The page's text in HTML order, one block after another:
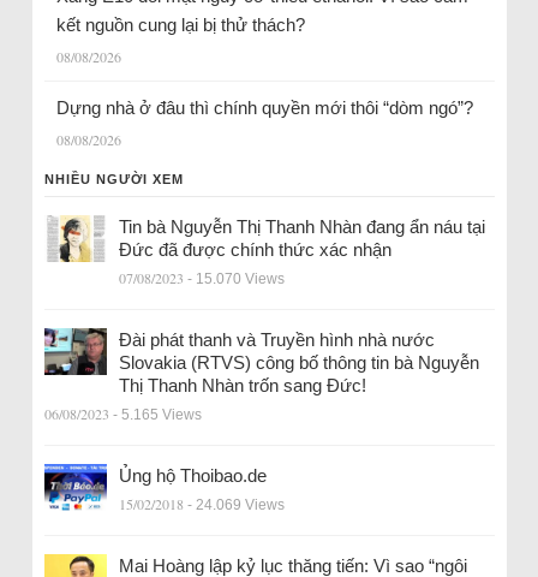
kết nguồn cung lại bị thử thách?
08/08/2026
Dựng nhà ở đâu thì chính quyền mới thôi “dòm ngó”?
08/08/2026
NHIỀU NGƯỜI XEM
Tin bà Nguyễn Thị Thanh Nhàn đang ẩn náu tại
Đức đã được chính thức xác nhận
07/08/2023 - 15.070 Views
Đài phát thanh và Truyền hình nhà nước
Slovakia (RTVS) công bố thông tin bà Nguyễn
Thị Thanh Nhàn trốn sang Đức!
06/08/2023 - 5.165 Views
Ủng hộ Thoibao.de
15/02/2018 - 24.069 Views
Mai Hoàng lập kỷ lục thăng tiến: Vì sao “ngôi